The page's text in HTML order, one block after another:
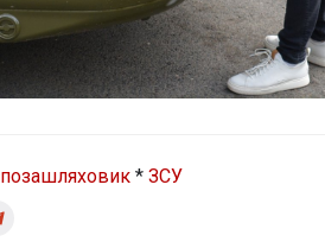
позашляховик * ЗСУ